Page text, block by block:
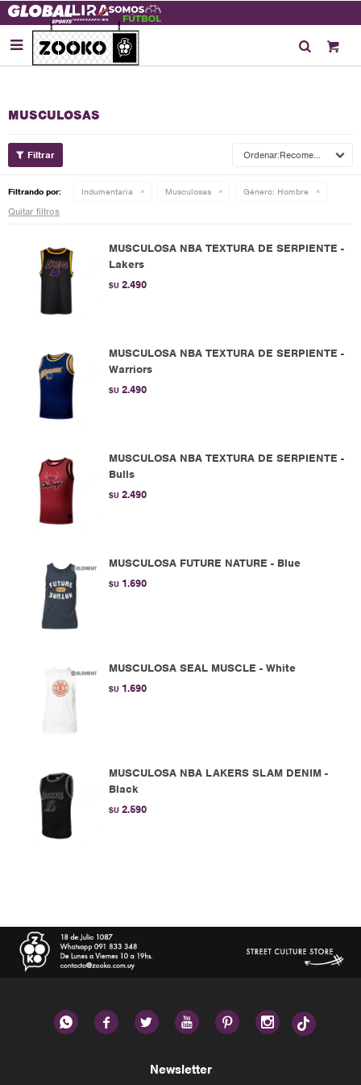

MUSCULOSAS
Recomendados
Filtrando por: Indumentaria Musculosas Género: Hombre
Quitar filtros
MUSCULOSA NBA TEXTURA DE SERPIENTE -
Lakers
$U 2.490
MUSCULOSA NBA TEXTURA DE SERPIENTE -
Warriors
$U 2.490
MUSCULOSA NBA TEXTURA DE SERPIENTE -
Bulls
$U 2.490
MUSCULOSA FUTURE NATURE - Blue
$U 1.690
MUSCULOSA SEAL MUSCLE - White
$U 1.690
MUSCULOSA NBA LAKERS SLAM DENIM -
Black
$U 2.590
     
Newsletter